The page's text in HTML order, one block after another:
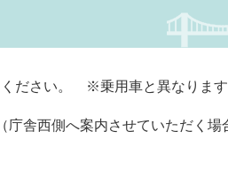
ださい。 ※乗用車と異なります
舎西側へ案内させていただく場